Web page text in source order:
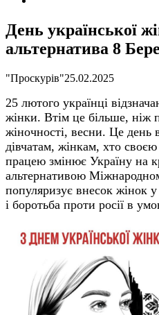
День української
альтернатива 8
"Проскурів"25.02.2025
25 лютого українці
жінки. Втім це більше, ніж
жіночності, весни. Це день
дівчатам, жінкам, хто
працею змінює Україну на
альтернативою
популяризує внесок жінок
і боротьба проти росії в